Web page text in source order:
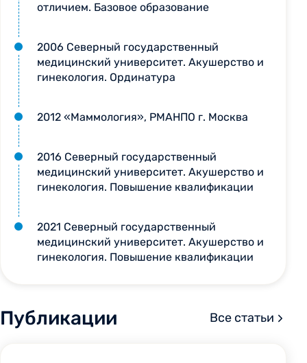
отличием. Базовое образование
2006 Северный государственный
медицинский университет. Акушерство и
гинекология. Ординатура
2012 «Маммология», РМАНПО г. Москва
2016 Северный государственный
медицинский университет. Акушерство и
гинекология. Повышение квалификации
2021 Северный государственный
медицинский университет. Акушерство и
гинекология. Повышение квалификации
Публикации Все статьи